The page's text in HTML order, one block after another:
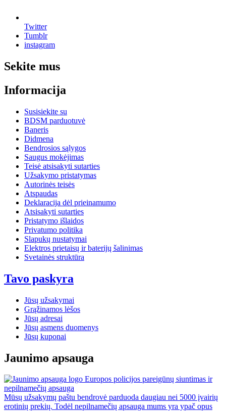
Twitter
Tumblr
instagram
Sekite mus
Informacija
Susisiekite su
BDSM parduotuvė
Baneris
Didmena
Bendrosios sąlygos
Saugus mokėjimas
Teisė atsisakyti sutarties
Užsakymo pristatymas
Autorinės teisės
Atspaudas
Deklaracija dėl prieinamumo
Atsisakyti sutarties
Pristatymo išlaidos
Privatumo politika
Slapukų nustatymai
Elektros prietaisų ir baterijų šalinimas
Svetainės struktūra
Tavo paskyra
Jūsų užsakymai
Grąžinamos lėšos
Jūsų adresai
Jūsų asmens duomenys
Jūsų kuponai
Jaunimo apsauga
Europos policijos pareigūnų siuntimas ir
nepilnamečių apsauga
Mūsų užsakymų paštu bendrovė parduoda daugiau nei 5000 įvairių
erotinių prekių. Todėl nepilnamečių apsauga mums yra ypač opus